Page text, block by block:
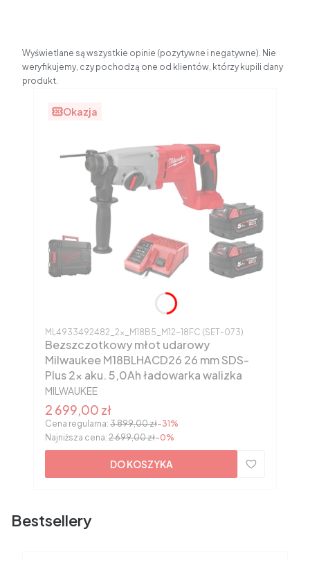
Wyświetlane są wszystkie opinie (pozytywne i negatywne). Nie
weryfikujemy, czy pochodzą one od klientów, którzy kupili dany
produkt.
Okazja
Kod produktu
ML4933492482_2x_M18B5_M12-18FC (SET-073)
Bezszczotkowy młot udarowy
Milwaukee M18BLHACD26 26 mm SDS-
Plus 2x aku. 5,0Ah ładowarka walizka
PRODUCENT
MILWAUKEE
Cena promocyjna
2 699,00 zł
Cena regularna: 3 899,00 zł-31%
Najniższa cena: 2 699,00 zł-0%
DO KOSZYKA
Bestsellery